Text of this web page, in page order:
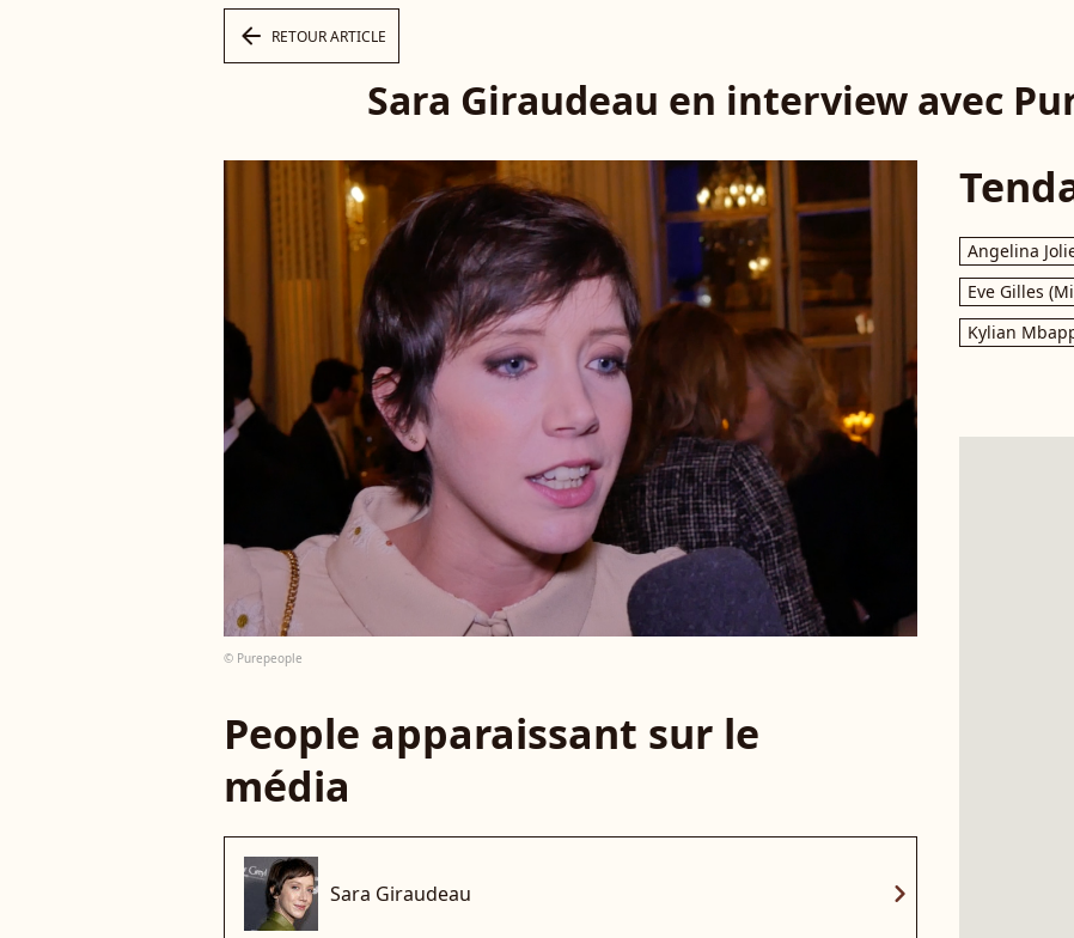
arrow_left RETOUR ARTICLE
Sara Giraudeau en interview avec
© Purepeople
People apparaissant sur le
média
Sara Giraudeau chevron_right
Angelina
Eve Gilles
Kylian